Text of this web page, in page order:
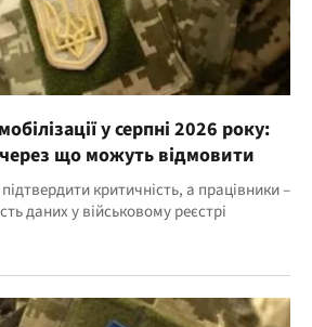
у серпні 2026 року:
що можуть відмовити
критичність, а працівники –
даних у військовому реєстрі